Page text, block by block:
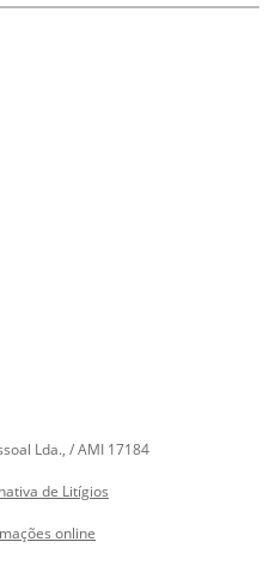
Lda., / AMI 17184
de Litígios
online